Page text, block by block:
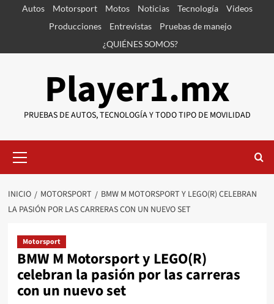
SaltarAutos Motorsport Motos Noticias Tecnología
Videos
Producciones
Entrevistas
Pruebas de manejo
¿QUIÉNES SOMOS?
Player1.mx
PRUEBAS DE AUTOS, TECNOLOGÍA Y TODO TIPO DE MOVILIDAD
primario
INICIO MOTORSPORT
BMW M MOTORSPORT Y LEGO(R) CELEBRAN
LA PASIÓN POR LAS CARRERAS CON UN NUEVO SET
Motorsport
BMW M Motorsport y LEGO(R)
celebran la pasión por las carreras
con un nuevo set